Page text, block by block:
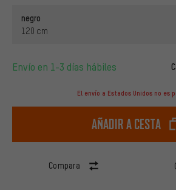
negro
120 cm
Envío en 1-3 días hábiles
El envío a Estados Unidos no es
Añadir a cesta
Compara